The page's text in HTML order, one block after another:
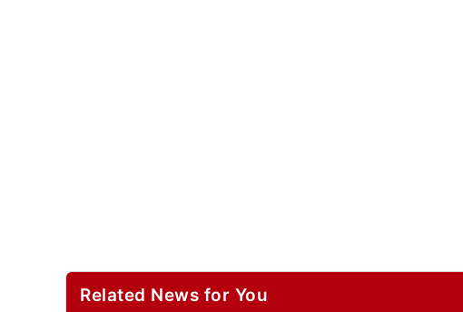
Related News for You